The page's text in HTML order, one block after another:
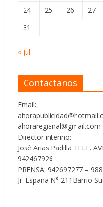
24
25 26 27
31
« Jul
Contactanos
Email:
ahoraregianal@gmail.com
Director interino:
José Arias Padilla TELF.
942467926
PRENSA: 942697277 –
Jr. España N° 211Barrio